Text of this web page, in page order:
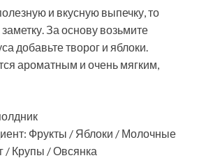
и вкусную выпечку, то
За основу возьмите
добавьте творог и яблоки.
ароматным и очень мягким,
Фрукты / Яблоки / Молочные
/ Крупы / Овсянка